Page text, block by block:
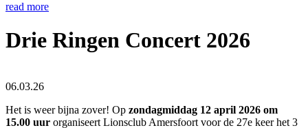
read more
Drie Ringen Concert 2026
06.03.26
Het is weer bijna zover! Op zondagmiddag 12 april 2026 om
15.00 uur organiseert Lionsclub Amersfoort voor de 27e keer het 3